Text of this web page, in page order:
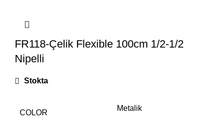
FR118-Çelik Flexible 100cm 1/2-1/2
Nipelli
Stokta
COLOR
Metalik